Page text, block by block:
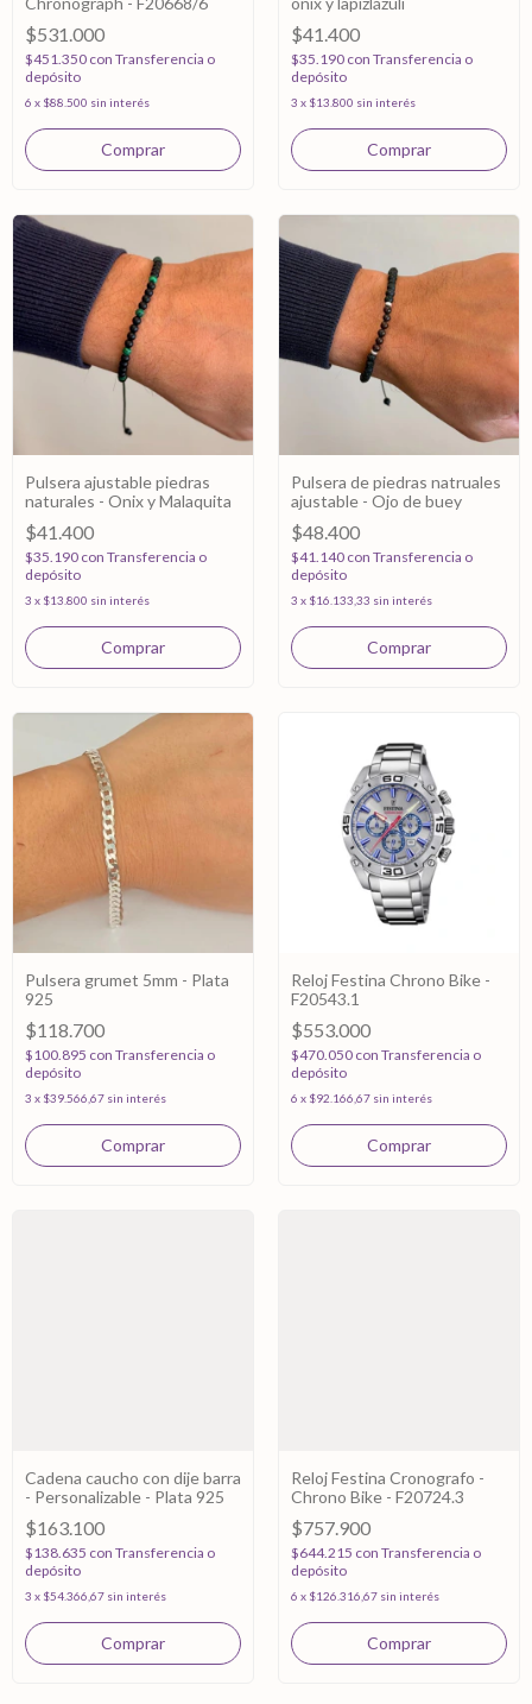
$531.000
$451.350 con Transferencia o
depósito
6 x $88.500 sin interés
$41.400
$35.190 con Transferencia o
depósito
3 x $13.800 sin interés
Pulsera ajustable piedras
naturales - Onix y Malaquita
$41.400
$35.190 con Transferencia o
depósito
3 x $13.800 sin interés
Pulsera de piedras natruales
ajustable - Ojo de buey
$48.400
$41.140 con Transferencia o
depósito
3 x $16.133,33 sin interés
Pulsera grumet 5mm - Plata
925
$118.700
$100.895 con Transferencia o
depósito
3 x $39.566,67 sin interés
Reloj Festina Chrono Bike -
F20543.1
$553.000
$470.050 con Transferencia o
depósito
6 x $92.166,67 sin interés
Cadena caucho con dije barra
- Personalizable - Plata 925
$163.100
$138.635 con Transferencia o
depósito
3 x $54.366,67 sin interés
Reloj Festina Cronografo -
Chrono Bike - F20724.3
$757.900
$644.215 con Transferencia o
depósito
6 x $126.316,67 sin interés